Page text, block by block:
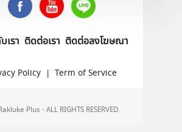
เรา ติดต่อเรา ติดต่อลงโฆษณา
Policy | Term of Service
Plus - ALL RIGHTS RESERVED.